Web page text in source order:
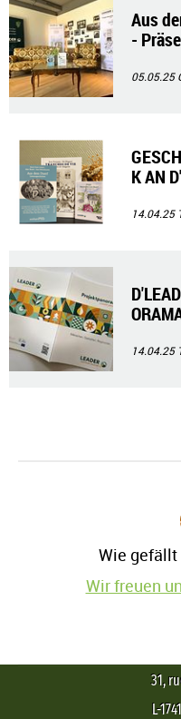
Aus
-
05.05.25
K AN
14.04.25
14.04.25
Wie
Wir freuen
31,
L-